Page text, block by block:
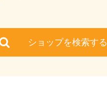
ショップを検索する